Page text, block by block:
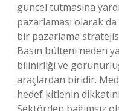
güncel tutmasına
pazarlaması olarak
bir pazarlama
Basın bülteni neden
bilinirliği ve
araçlardan biridir.
hedef kitlenin dikkatini